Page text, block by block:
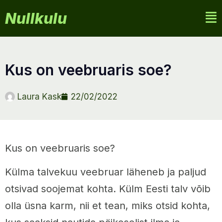
Nullkulu
kus on veebruaris soe?
Laura Kask 22/02/2022
Kus on veebruaris soe?
Külma talvekuu veebruar läheneb ja paljud
otsivad soojemat kohta. Külm Eesti talv võib
olla üsna karm, nii et tean, miks otsid kohta,